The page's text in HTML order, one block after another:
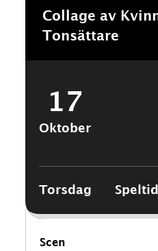
Collage av
Tonsättare
17
Oktober
Torsdag
Scen